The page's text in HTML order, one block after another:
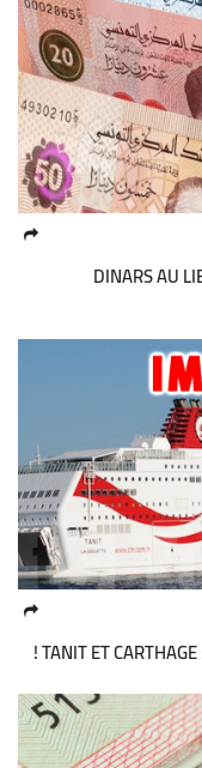
280 DINARS
TANIT ET CARTHAGE